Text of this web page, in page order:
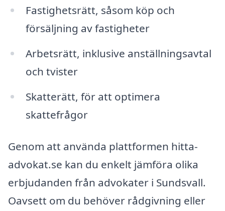
Fastighetsrätt, såsom köp och
försäljning av fastigheter
Arbetsrätt, inklusive anställningsavtal
och tvister
Skatterätt, för att optimera
skattefrågor
Genom att använda plattformen hitta-
advokat.se kan du enkelt jämföra olika
erbjudanden från advokater i Sundsvall.
Oavsett om du behöver rådgivning eller